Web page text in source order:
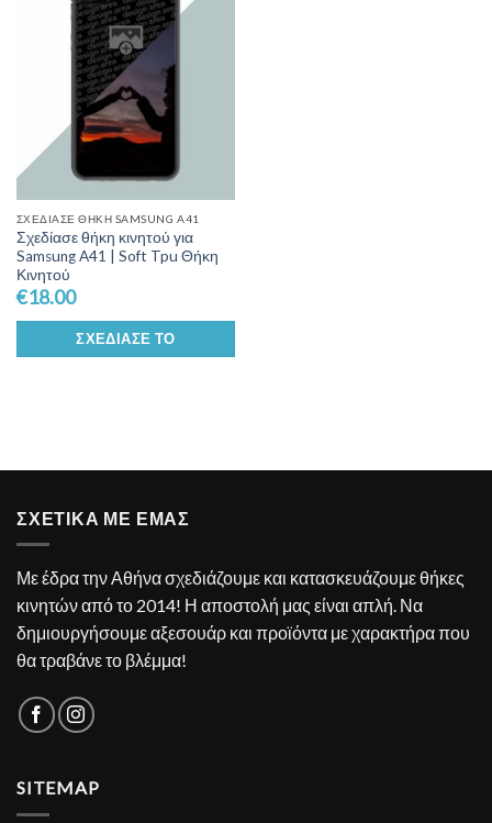
Wishlist
ΣΧΕΔΊΑΣΕ ΘΉΚΗ SAMSUNG A41
Σχεδίασε θήκη κινητού για
Samsung A41 | Soft Tpu Θήκη
Κινητού
€18.00
ΣΧΕΔΊΑΣΕ ΤΟ
ΣΧΕΤΙΚΑ ΜΕ ΕΜΑΣ
Με έδρα την Αθήνα σχεδιάζουμε και κατασκευάζουμε θήκες
κινητών από το 2014! Η αποστολή μας είναι απλή. Να
δημιουργήσουμε αξεσουάρ και προϊόντα με χαρακτήρα που
θα τραβάνε το βλέμμα!
SITEMAP